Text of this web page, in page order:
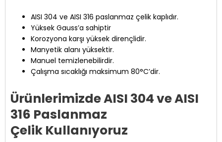
AISI 304 ve AISI 316 paslanmaz çelik kaplıdır.
Yüksek Gauss’a sahiptir
Korozyona karşı yüksek dirençlidir.
Manyetik alanı yüksektir.
Manuel temizlenebilirdir.
Çalışma sıcaklığı maksimum 80°C’dir.
Ürünlerimizde AISI 304 ve AISI
316 Paslanmaz
Çelik Kullanıyoruz